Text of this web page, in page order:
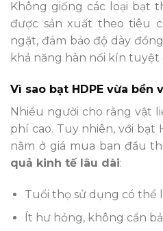
Không giống các loại bạt
được sản xuất theo tiêu
ngặt, đảm bảo độ dày
khả năng hàn nối kín tuyệt
Vì sao bạt HDPE vừa bền
Nhiều người cho rằng vật
phí cao. Tuy nhiên, với bạt
nằm ở giá mua ban đầu
quả kinh tế lâu dài:
Tuổi thọ sử dụng có thể
Ít hư hỏng, không cần